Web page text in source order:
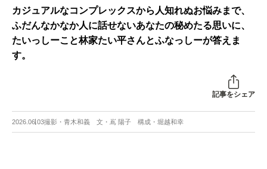
カジュアルなコンプレックスから人知れぬお悩みまで、
ふだんなかなか人に話せないあなたの秘めたる思いに、
たいっしーこと林家たい平さんとふなっしーが答えま
す。
記事をシェア
2026.06.03撮影・青木和義 文・嶌 陽子 構成・堀越和幸